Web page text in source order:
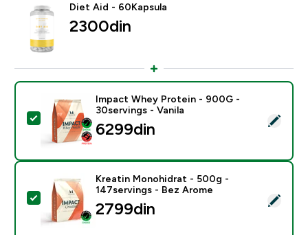
Diet Aid - 60Kapsula
2300din‎
Select this product - Impact Whey Protein - 900G -
Impact Whey Protein - 900G -
30servings - Vanila
6299din‎
Select this product - Kreatin Monohidrat - 500g -
Kreatin Monohidrat - 500g -
147servings - Bez Arome
2799din‎